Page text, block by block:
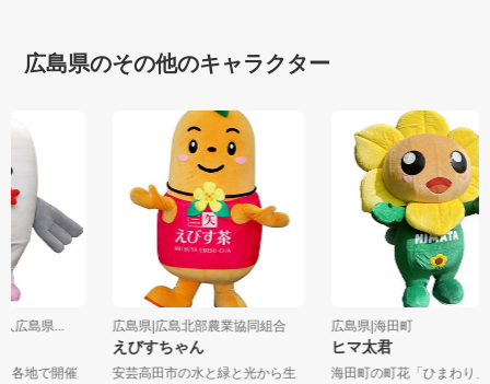
広島県のその他のキャラクター
人広島県...
、各地で開催
広島県|広島北部農業協同組合
えびすちゃん
安芸高田市の水と緑と光から生
広島県|海田町
ヒマ太君
海田町の町花「ひまわり